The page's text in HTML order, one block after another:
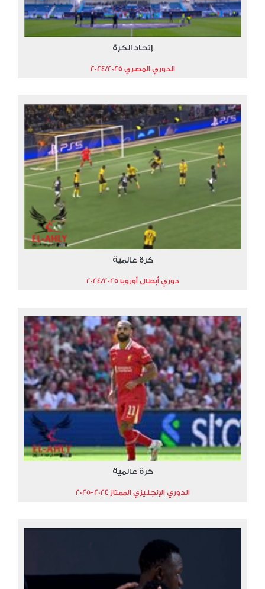
إتحاد الكرة
الدوري المصري 2024/2025
كرة عالمية
دوري أبطال أوروبا 2024/2025
كرة عالمية
الدوري الإنجليزي الممتاز 2024-2025